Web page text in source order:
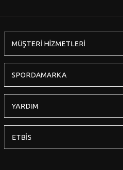
Gönder
MÜŞTERİ HİZMETLERİ
SPORDAMARKA
YARDIM
ETBİS